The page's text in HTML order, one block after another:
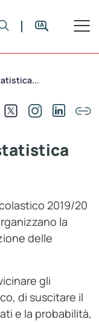
2019/20
la
delle
gli
di suscitare il
e la probabilità,